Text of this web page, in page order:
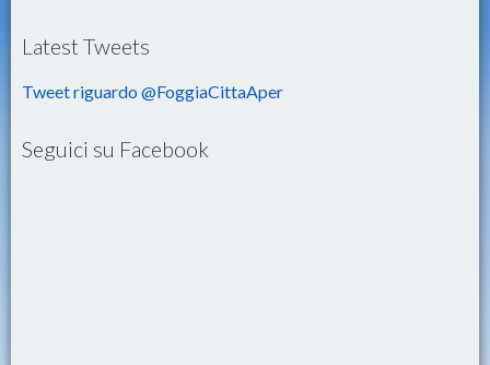
Latest Tweets
Tweet riguardo @FoggiaCittaAper
Seguici su Facebook